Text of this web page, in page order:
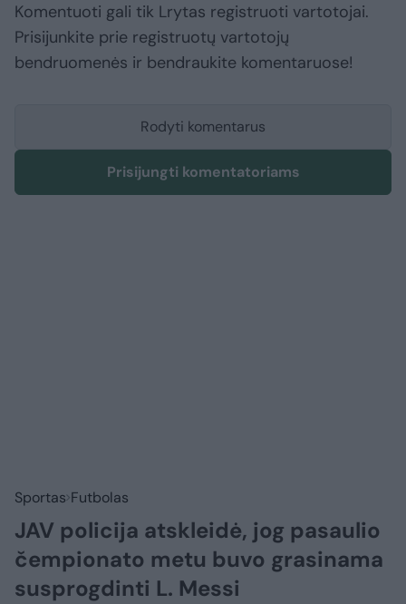
Komentuoti gali tik Lrytas registruoti vartotojai.
Prisijunkite prie registruotų vartotojų
bendruomenės ir bendraukite komentaruose!
Rodyti komentarus
Prisijungti komentatoriams
Sportas Futbolas
JAV policija atskleidė, jog pasaulio
čempionato metu buvo grasinama
susprogdinti L. Messi